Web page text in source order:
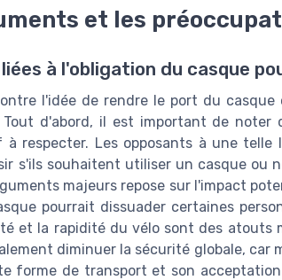
et les
à l'obligation du casque
l'idée de rendre le port du
Tout d'abord, il est important de
respecter. Les opposants à une
s'ils souhaitent utiliser un casque ou
majeurs repose sur l'impact
pourrait dissuader certaines
et la rapidité du vélo sont des atouts
diminuer la sécurité globale, car
forme de transport et son